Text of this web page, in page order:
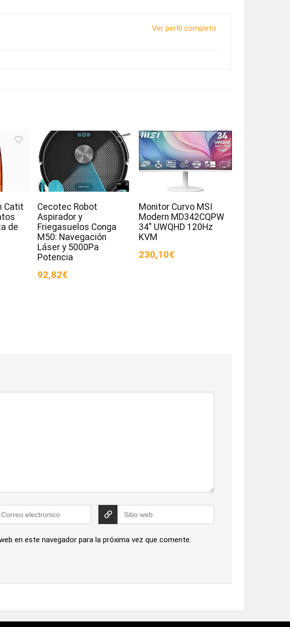
Ver perfil completo
Catit
de
Cecotec Robot
Aspirador y
Friegasuelos Conga
M50: Navegación
Láser y 5000Pa
Potencia
92,82€
Monitor Curvo MSI
Modern MD342CQPW
34″ UWQHD 120Hz
KVM
230,10€
en este navegador para la próxima vez que comente.